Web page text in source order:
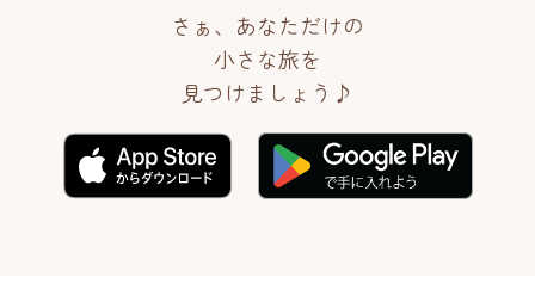
さぁ、あなただけの
小さな旅を
見つけましょう♪